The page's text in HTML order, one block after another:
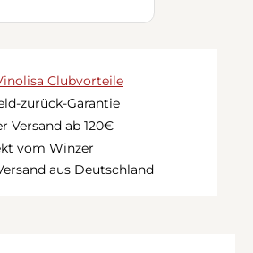
Clubvorteile
zurück-Garantie
Versand ab 120€
vom Winzer
aus Deutschland